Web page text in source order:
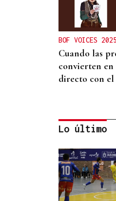
BOF VOICES 2025
Cuando las
convierten en
directo con
MODA
Black Friday
tan) secreto
Lo último